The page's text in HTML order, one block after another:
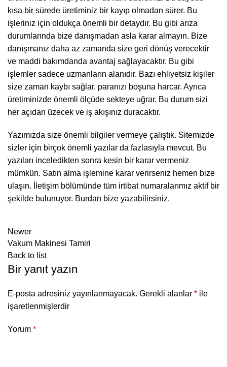
kısa bir sürede üretiminiz bir kayıp olmadan sürer. Bu
işleriniz için oldukça önemli bir detaydır. Bu gibi arıza
durumlarında bize danışmadan asla karar almayın. Bize
danışmanız daha az zamanda size geri dönüş verecektir
ve maddi bakımdanda avantaj sağlayacaktır. Bu gibi
işlemler sadece uzmanların alanıdır. Bazı ehliyetsiz kişiler
size zaman kaybı sağlar, paranızı boşuna harcar. Ayrıca
üretiminizde önemli ölçüde sekteye uğrar. Bu durum sizi
her açıdan üzecek ve iş akışınız duracaktır.
Yazımızda size önemli bilgiler vermeye çalıştık. Sitemizde
sizler için birçok önemli yazılar da fazlasıyla mevcut. Bu
yazıları inceledikten sonra kesin bir karar vermeniz
mümkün. Satın alma işlemine karar verirseniz hemen bize
ulaşın. İletişim bölümünde tüm irtibat numaralarımız aktif bir
şekilde bulunuyor. Burdan bize yazabilirsiniz.
Newer
Vakum Makinesi Tamiri
Back to list
Bir yanıt yazın
E-posta adresiniz yayınlanmayacak. Gerekli alanlar * ile
işaretlenmişlerdir
Yorum *